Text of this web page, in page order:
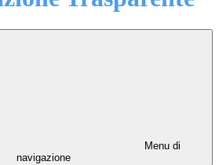
Menu di
navigazione